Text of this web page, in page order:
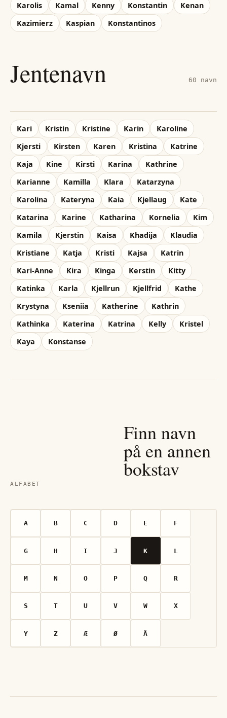
Karolis
Kamal Kenny Konstantin
Kenan
Kazimierz
Kaspian Konstantinos
Jentenavn 60 navn
Kari Kristin Kristine Karin
Karoline
Kjersti
Kirsten Karen Kristina
Katrine
Kaja
Kine Kirsti Karina
Kathrine
Karianne
Kamilla Klara
Katarzyna
Karolina
Kateryna Kaia Kjellaug
Kate
Katarina
Karine Katharina Kornelia
Kim
Kamila
Kjerstin Kaisa Khadija
Klaudia
Kristiane
Katja Kristi Kajsa
Katrin
Kari-Anne
Kira Kinga Kerstin
Kitty
Katinka
Karla Kjellrun Kjellfrid
Kathe
Krystyna
Kseniia Katherine
Kathrin
Kathinka
Katerina Katrina Kelly
Kristel
Kaya
Konstanse
ALFABET
Finn navn
på en annen
bokstav
A B C D E F
G H I J K L
M N O P Q R
S T U V W X
Y Z Æ Ø Å